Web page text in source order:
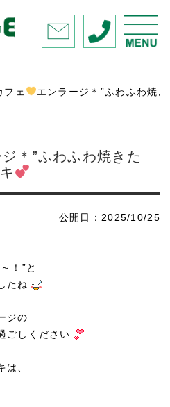
フェ エンラージ＊”ふわふわ焼
＊”ふわふわ焼きた
公開日：2025/10/25
！”と
たね
ジの
ごしください
は、